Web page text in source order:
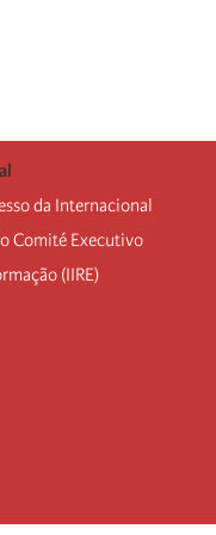
da Internacional
Comité Executivo
(IIRE)